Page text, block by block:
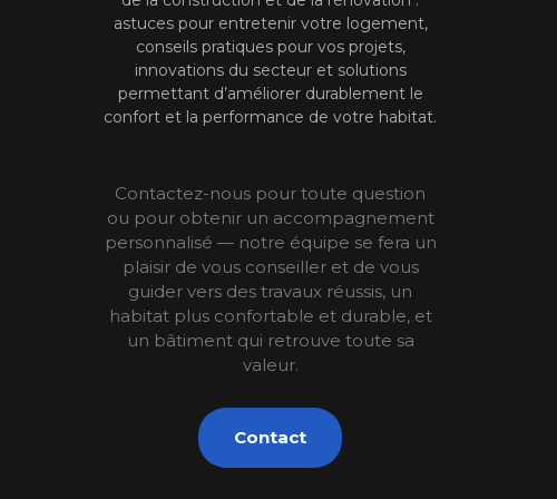
astuces pour entretenir votre logement,
conseils pratiques pour vos projets,
innovations du secteur et solutions
permettant d’améliorer durablement le
confort et la performance de votre habitat.
Contactez-nous pour toute question
ou pour obtenir un accompagnement
personnalisé — notre équipe se fera un
plaisir de vous conseiller et de vous
guider vers des travaux réussis, un
habitat plus confortable et durable, et
un bâtiment qui retrouve toute sa
valeur.
Contact